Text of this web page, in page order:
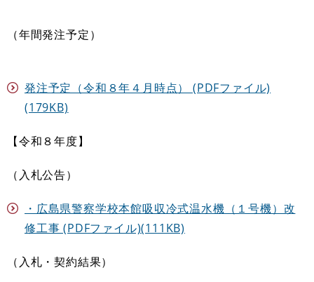
（年間発注予定）
発注予定（令和８年４月時点） (PDFファイル)
(179KB)
【令和８年度】
（入札公告）
・広島県警察学校本館吸収冷式温水機（１号機）改
修工事 (PDFファイル)(111KB)
（入札・契約結果）